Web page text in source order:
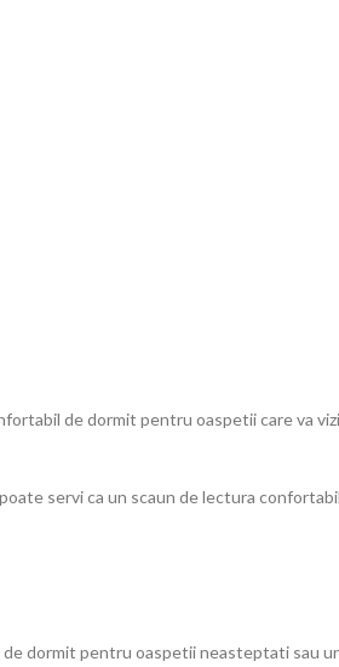
de dormit pentru oaspetii care va
servi ca un scaun de lectura
dormit pentru oaspetii neasteptati sau